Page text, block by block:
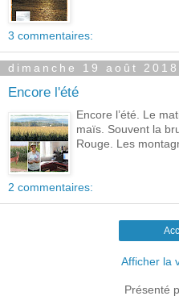
3 commentaires:
dimanche 19 août 2018
Encore l'été
Encore l’été. Le
maïs. Souvent la
Rouge. Les
2 commentaires:
Afficher la
Présenté